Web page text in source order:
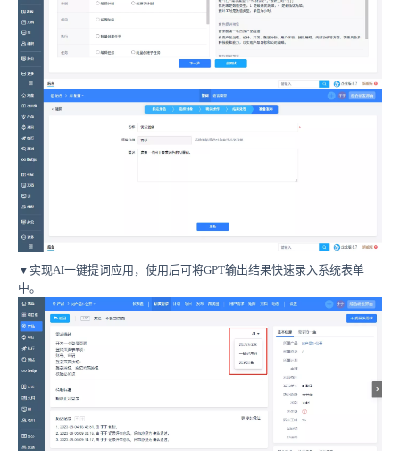
▼ 实现AI一键提词应用，使用后可将GPT输出结果快速录入系统表单
中。